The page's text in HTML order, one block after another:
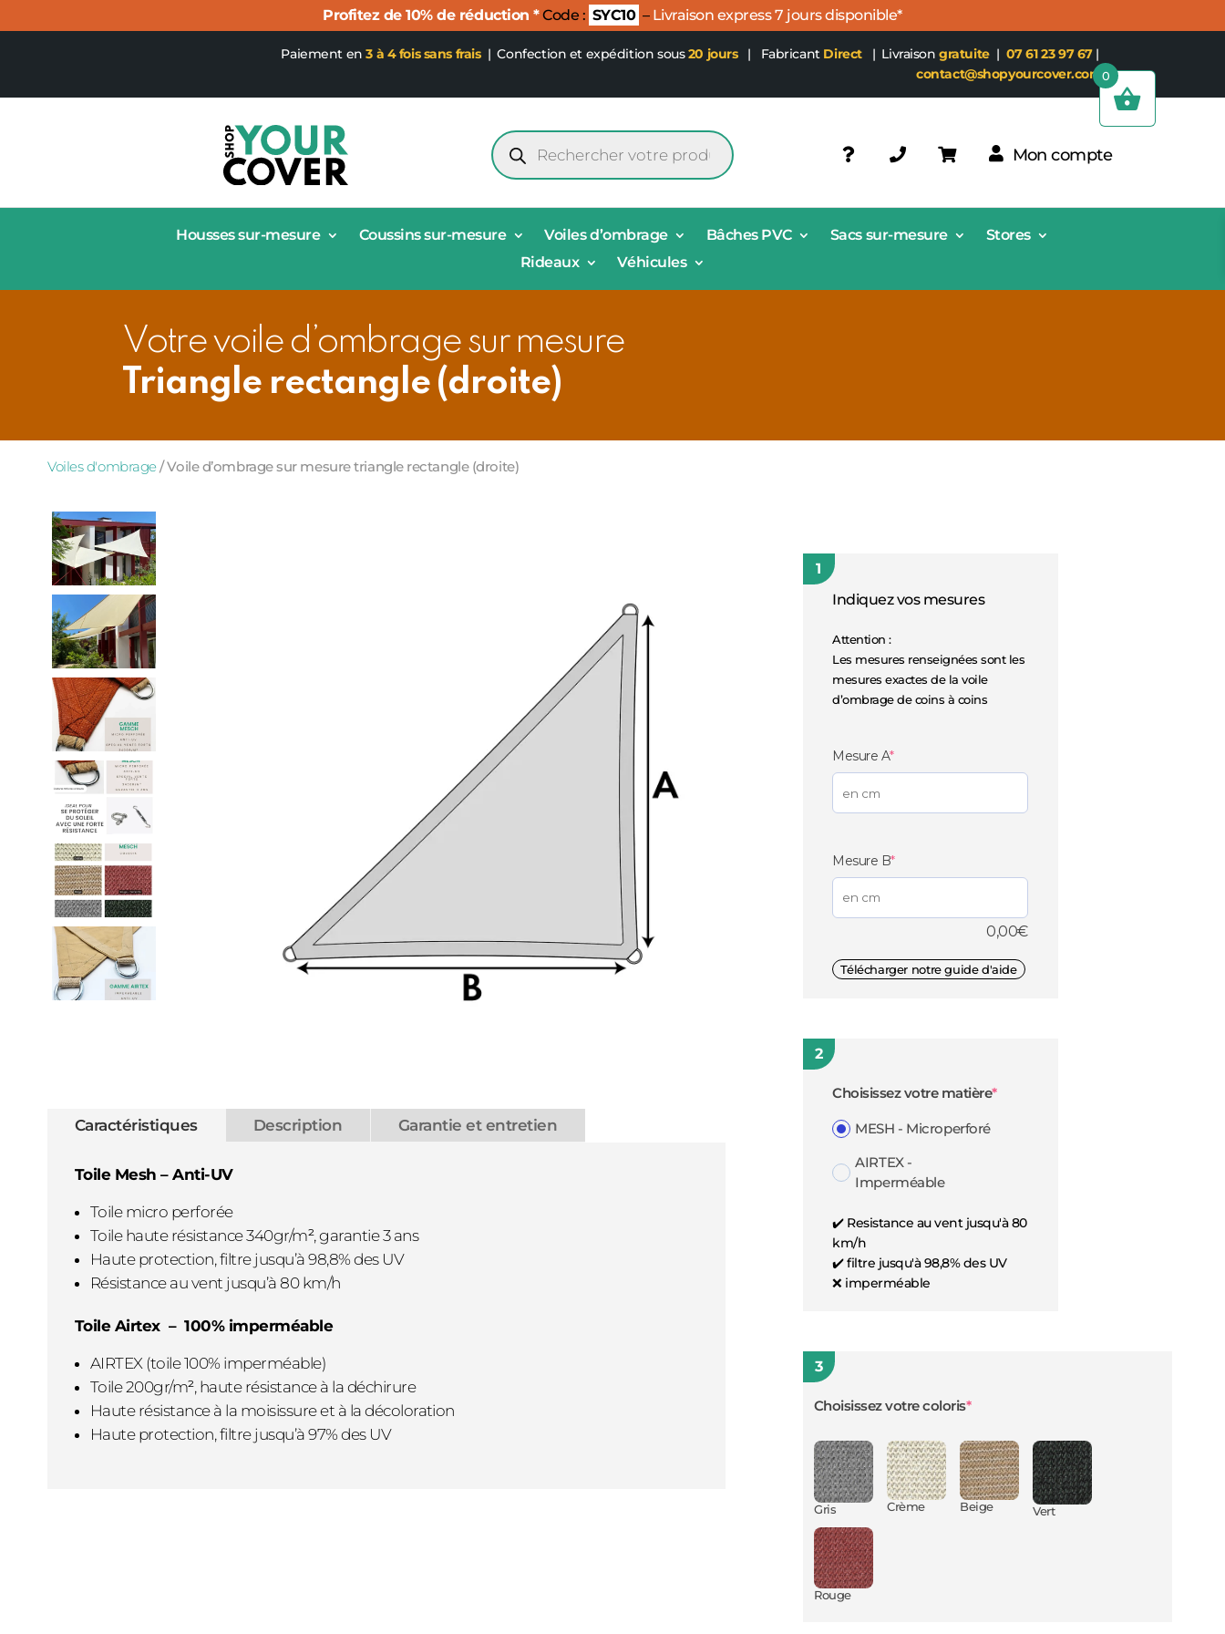
Profitez de 10% de réduction *Code : SYC10 – Livraison express 7 jours disponible*
Paiement en3 à 4 fois sans frais|Confection et expédition sous 20 jours | Fabricant Direct| Livraison gratuite| 07 61 23 97 67|
contact@shopyourcover.com
Recherche
de
produits
Mon compte
Housses sur-mesure Coussins sur-mesure Voiles d’ombrage Bâches PVC Sacs sur-mesure
Stores
Rideaux
Véhicules
Votre voile d’ombrage sur mesure
Triangle rectangle (droite)
Voiles d'ombrage/Voile d’ombrage sur mesure triangle rectangle (droite)
Caractéristiques Description Garantie et entretien
Toile Mesh – Anti-UV
Toile micro perforée
Toile haute résistance 340gr/m², garantie 3 ans
Haute protection, filtre jusqu’à 98,8% des UV
Résistance au vent jusqu’à 80 km/h
Toile Airtex – 100% imperméable
AIRTEX (toile 100% imperméable)
Toile 200gr/m², haute résistance à la déchirure
Haute résistance à la moisissure et à la décoloration
Haute protection, filtre jusqu’à 97% des UV
1
Indiquez vos mesures
Attention :
Les mesures renseignées sont les
mesures exactes de la voile
d’ombrage de coins à coins
Mesure A*(required)
Mesure B*(required)
0,00€
Télécharger notre guide d'aide
2
Choisissez votre matière*(required)
MESH - Microperforé
AIRTEX -
Imperméable
✔️ Resistance au vent jusqu'à 80
km/h
✔️ filtre jusqu'à 98,8% des UV
❌ imperméable
3
Choisissez votre coloris*(required)
Gris Crème Beige Vert
Rouge
0